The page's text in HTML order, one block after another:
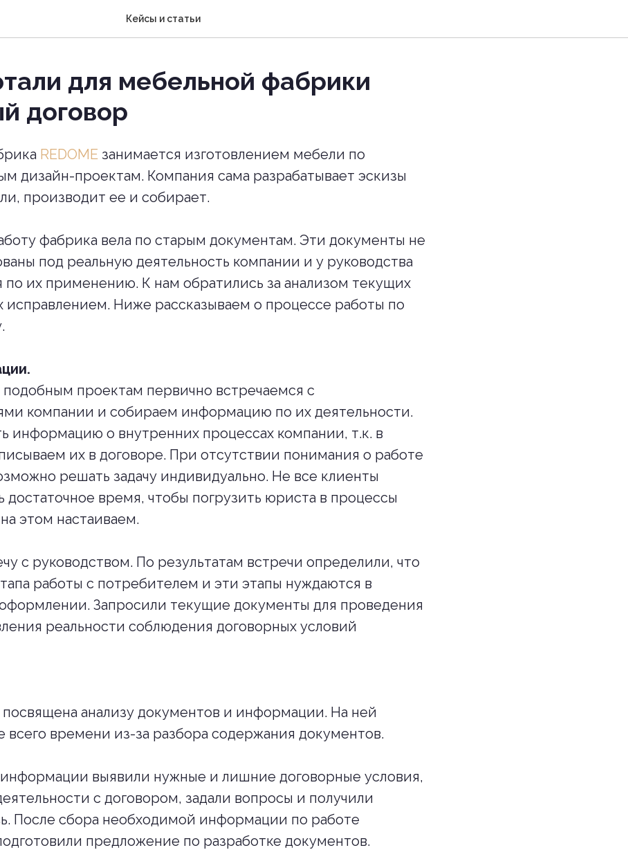
Кейсы и статьи
для мебельной фабрики
договор
REDOME занимается изготовлением мебели по
дизайн-проектам. Компания сама разрабатывает эскизы
производит ее и собирает.
фабрика вела по старым документам. Эти документы не
под реальную деятельность компании и у руководства
по их применению. К нам обратились за анализом текущих
исправлением. Ниже рассказываем о процессе работы по
проектам первично встречаемся с
компании и собираем информацию по их деятельности.
информацию о внутренних процессах компании, т.к. в
их в договоре. При отсутствии понимания о работе
решать задачу индивидуально. Не все клиенты
достаточное время, чтобы погрузить юриста в процессы
этом настаиваем.
с руководством. По результатам встречи определили, что
работы с потребителем и эти этапы нуждаются в
Запросили текущие документы для проведения
реальности соблюдения договорных условий
посвящена анализу документов и информации. На ней
всего времени из-за разбора содержания документов.
выявили нужные и лишние договорные условия,
с договором, задали вопросы и получили
После сбора необходимой информации по работе
предложение по разработке документов.